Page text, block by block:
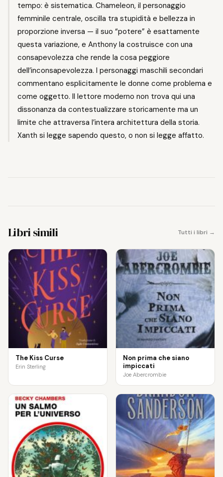
tempo: è sistematica. Chameleon, il personaggio
femminile centrale, oscilla tra stupidità e bellezza in
proporzione inversa — il suo “potere” è esattamente
questa variazione, e Anthony la costruisce con una
consapevolezza che rende la cosa peggiore
dell’inconsapevolezza. I personaggi maschili secondari
commentano esplicitamente le donne come problema e
come oggetto. Il lettore moderno non trova qui una
dissonanza da contestualizzare storicamente ma un
limite che attraversa l’intera architettura della storia.
Xanth si legge sapendo questo, o non si legge affatto.
Libri simili Tutti i libri →
The Kiss Curse
Erin Sterling
Non prima che siano
impiccati
Joe Abercrombie